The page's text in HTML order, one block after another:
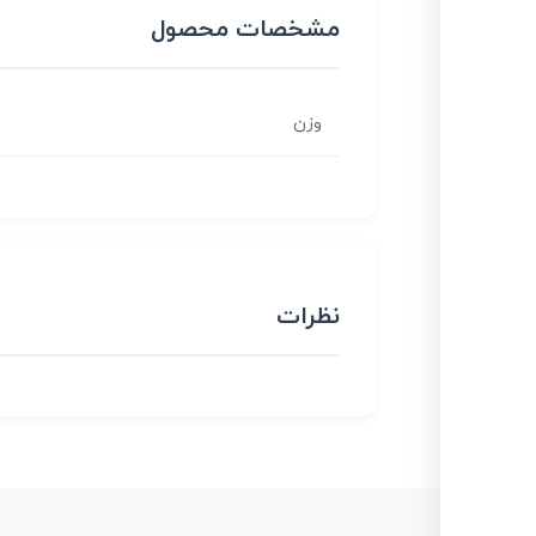
مشخصات محصول
وزن
نظرات